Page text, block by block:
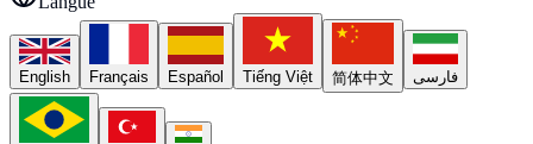
English Français Español Tiếng Việt 简体中文 فارسی